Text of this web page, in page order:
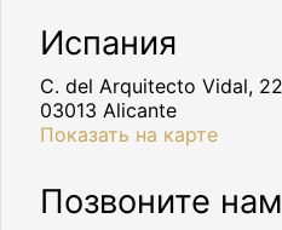
Испания
C. del Arquitecto Vidal, 22
03013 Alicante
Показать на карте
Позвоните